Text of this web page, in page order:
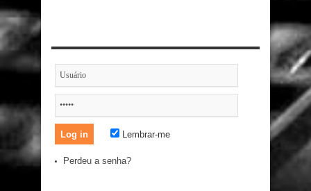
Lembrar-me
Perdeu a senha?